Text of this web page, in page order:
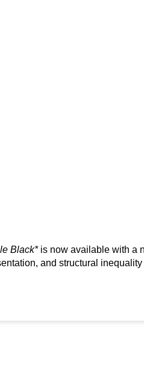
Black*is now available with a
and structural